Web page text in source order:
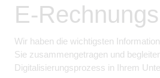
E-
Wir haben die wichtigsten
Sie zusammengetragen und
Digitalisierungsprozess in Ihrem